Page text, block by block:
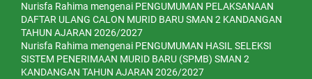
Nurisfa Rahima mengenai PENGUMUMAN PELAKSANAAN
DAFTAR ULANG CALON MURID BARU SMAN 2 KANDANGAN
TAHUN AJARAN 2026/2027
Nurisfa Rahima mengenai PENGUMUMAN HASIL SELEKSI
SISTEM PENERIMAAN MURID BARU (SPMB) SMAN 2
KANDANGAN TAHUN AJARAN 2026/2027